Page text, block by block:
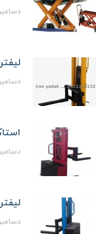
دسامبر 24, 2016
دسامبر 24, 2016
دسامبر 24, 2016
دسامبر 24, 2016